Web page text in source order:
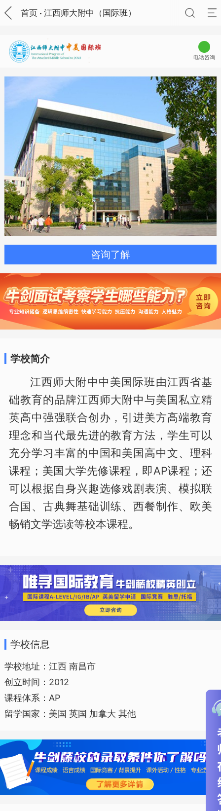
首页 江西师大附中（国际班）
电话咨询
咨询了解
学校简介
江西师大附中中美国际班由江西省基
础教育的品牌江西师大附中与美国私立精
英高中强强联合创办，引进美方高端教育
理念和当代最先进的教育方法，学生可以
充分学习丰富的中国和美国高中文、理科
课程；美国大学先修课程，即AP课程；还
可以根据自身兴趣选修戏剧表演、模拟联
合国、古典舞基础训练、西餐制作、欧美
畅销文学选读等校本课程。
学校信息
学校地址：江西 南昌市
创立时间：2012
课程体系：AP
留学国家：美国 英国 加拿大 其他